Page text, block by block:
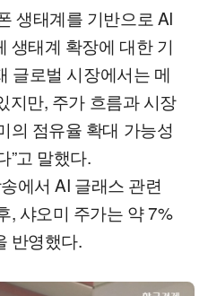
생태계를 기반으로 AI
생태계 확장에 대한 기
글로벌 시장에서는 메
지만, 주가 흐름과 시장
의 점유율 확대 가능성
”고 말했다.
에서 AI 글래스 관련
, 샤오미 주가는 약 7%
반영했다.